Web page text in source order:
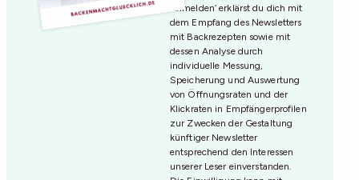
Anmelden‘ erklärst du dich mit
dem Empfang des Newsletters
mit Backrezepten sowie mit
dessen Analyse durch
individuelle Messung,
Speicherung und Auswertung
von Öffnungsraten und der
Klickraten in Empfängerprofilen
zur Zwecken der Gestaltung
künftiger Newsletter
entsprechend den Interessen
unserer Leser einverstanden.